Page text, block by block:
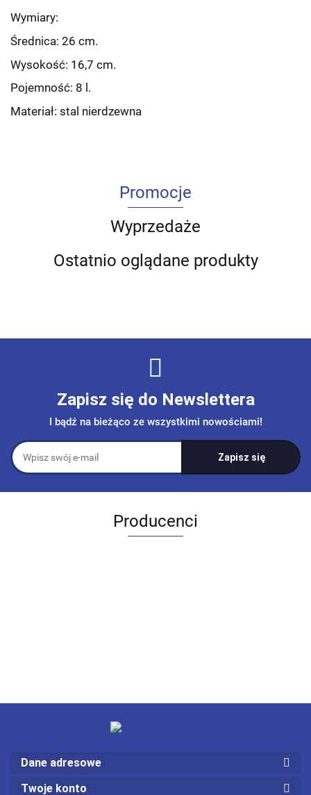
Wymiary:
Średnica: 26 cm.
Wysokość: 16,7 cm.
Pojemność: 8 l.
Materiał: stal nierdzewna
Promocje
Wyprzedaże
Ostatnio oglądane produkty
Zapisz się do Newslettera
I bądź na bieżąco ze wszystkimi nowościami!
Producenci
Dane adresowe
Twoje konto